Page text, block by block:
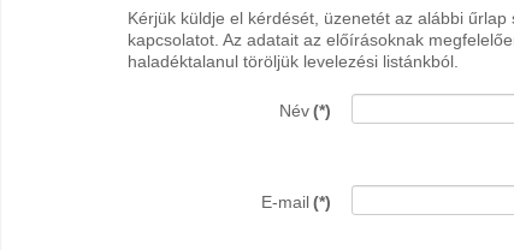
Kérjük küldje el kérdését, üzenetét az alábbi
kapcsolatot. Az adatait az előírásoknak
haladéktalanul töröljük levelezési listánkból.
Név (*)
E-mail (*)